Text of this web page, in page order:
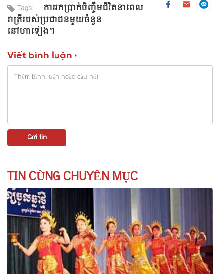
Tags:
ការរកប្រាក់ចិញ្ចឹមជីវិតនាពេល
រាត្រីរបស់ប្រជាជនមួយចំនួន
នៅហាទៀង។
Viết bình luận
TIN CÙNG CHUYÊN MỤC